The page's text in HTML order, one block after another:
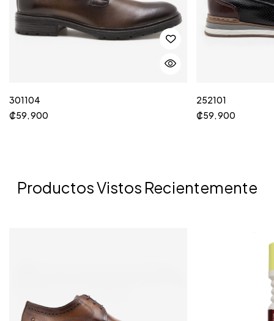
301104
₡59, 900
252101
₡59, 900
Productos Vistos Recientemente